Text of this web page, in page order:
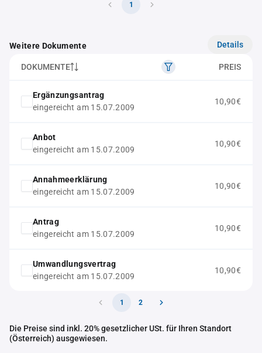
1
Weitere Dokumente Details
DOKUMENTE PREIS
Ergänzungsantrag
eingereicht am 15.07.2009
10,90€
Anbot
eingereicht am 15.07.2009
10,90€
Annahmeerklärung
eingereicht am 15.07.2009
10,90€
Antrag
eingereicht am 15.07.2009
10,90€
Umwandlungsvertrag
eingereicht am 15.07.2009
10,90€
1 2
Die Preise sind inkl. 20% gesetzlicher USt. für Ihren Standort
(Österreich) ausgewiesen.